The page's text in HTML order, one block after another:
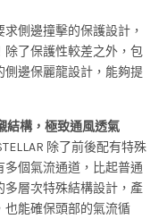
側邊撞擊的保護設計，
了保護性較差之外，包
邊保麗龍設計，能夠提
結構，極致通風透氣
除了前後配有特殊
多個氣流通道，比起普通
多層次特殊結構設計，產
也能確保頭部的氣流循